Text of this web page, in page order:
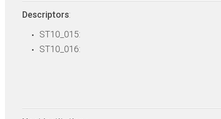
Descriptors:
ST10_015:
ST10_016: